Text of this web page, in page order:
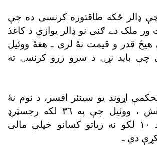
چې ډالر ځکه طاقتوره کرنسى ده چې
ور ملک دے ګنى نو ډالر يوازې د کاغذ
هيڅ قدر و قيمت نۀ لرى ـ هغۀ ووئيل
چې بايد نړۍ د سرو زرو کرنسۍ ته
اړوند يو سينئر افسر، د نوم نۀ
ښودلو په خواهش ، ووئيل چې په ٣٦ لکه رجسټرډ
ووټرانو کښې د ١٠ لکو نه زياتو کسانو خپلې مالى
دي ـ